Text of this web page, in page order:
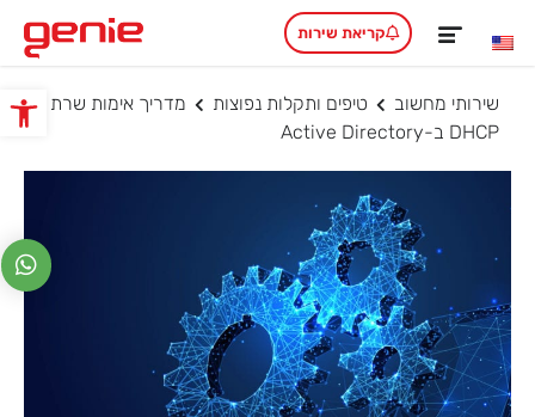
פתח
קריאת שירות
שירותי מחשוב טיפים ותקלות נפוצות
מדריך אימות שרת
DHCP ב-Active Directory